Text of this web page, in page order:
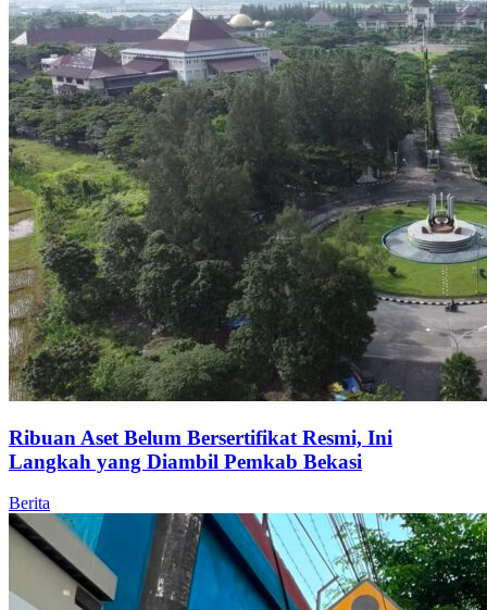
Ribuan Aset Belum Bersertifikat Resmi, Ini
Langkah yang Diambil Pemkab Bekasi
Berita